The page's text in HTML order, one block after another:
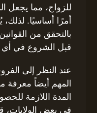
للزواج، مما يجعل
أمرًا أساسيًا. لذلك،
بالتحقق من
قبل الشروع في
عند النظر إلى
المهم أيضاً معرفة
المدة اللازمة
في بعض الولايات،